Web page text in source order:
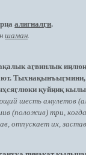
алигналӷи.
шаман.
аӷвинлык
қуйңиқ
шесть амулетов
(положив) три, когда
отпускает их,